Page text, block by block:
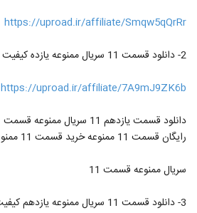
13
Full4k
۷۲۵ بازدید
https://uproad.ir/affiliate/Smqw5qQrRr
2- دانلود قسمت 11 سریال ممنوعه یازده کیفیت 720
https://uproad.ir/affiliate/7A9mJ9ZK6b
رایگان قسمت 11 ممنوعه خرید قسمت 11 ممنوعه
سریال ممنوعه قسمت 11
3- دانلود قسمت 11 سریال ممنوعه یازدهم کیفیت 1080